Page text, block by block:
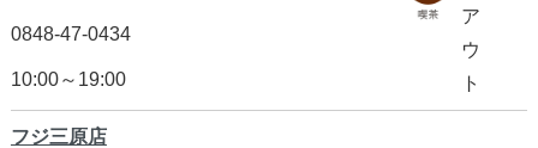
0848-47-0434
10:00～19:00
フジ三原店